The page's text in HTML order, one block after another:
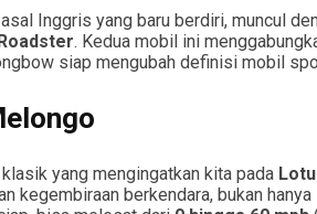
Inggris yang baru berdiri, muncul
Roadster. Kedua mobil ini
siap mengubah definisi mobil
yang mengingatkan kita pada
berkendara, bukan hanya